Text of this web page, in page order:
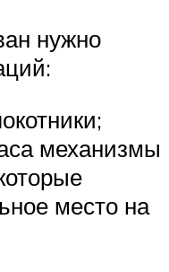
нужно
механизмы
место на